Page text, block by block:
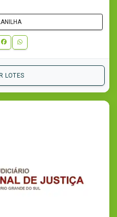
LOTES